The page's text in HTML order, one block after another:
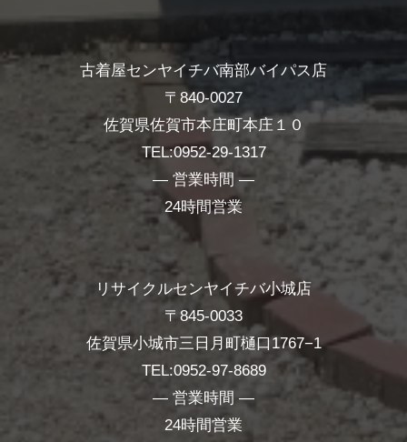
古着屋センヤイチバ南部バイパス店
〒840-0027
佐賀県佐賀市本庄町本庄１０
TEL:0952-29-1317
― 営業時間 ―
24時間営業
リサイクルセンヤイチバ小城店
〒845-0033
佐賀県小城市三日月町樋口1767−1
TEL:0952-97-8689
― 営業時間 ―
24時間営業